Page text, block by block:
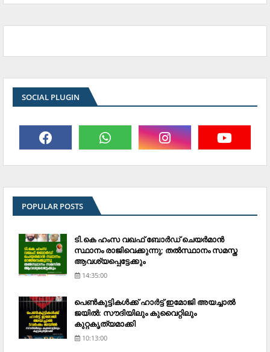
SOCIAL PLUGIN
POPULAR POSTS
ടി.കെ ഹംസ വഖഫ് ബോര്‍ഡ് ചെയര്‍മാന്‍
സ്ഥാനം രാജിവെക്കുന്നു; തല്‍സ്ഥാനം സമസ്ത
ആവശ്യപ്പെട്ടേക്കും
14:35:00
പെണ്‍കുട്ടികള്‍ക്ക് ഹാര്‍ട്ട് ഇമോജി അയച്ചാല്‍
ജയില്‍: സൗദിയിലും കുവൈറ്റിലും
കുറ്റകൃത്യമാക്കി
10:13:00